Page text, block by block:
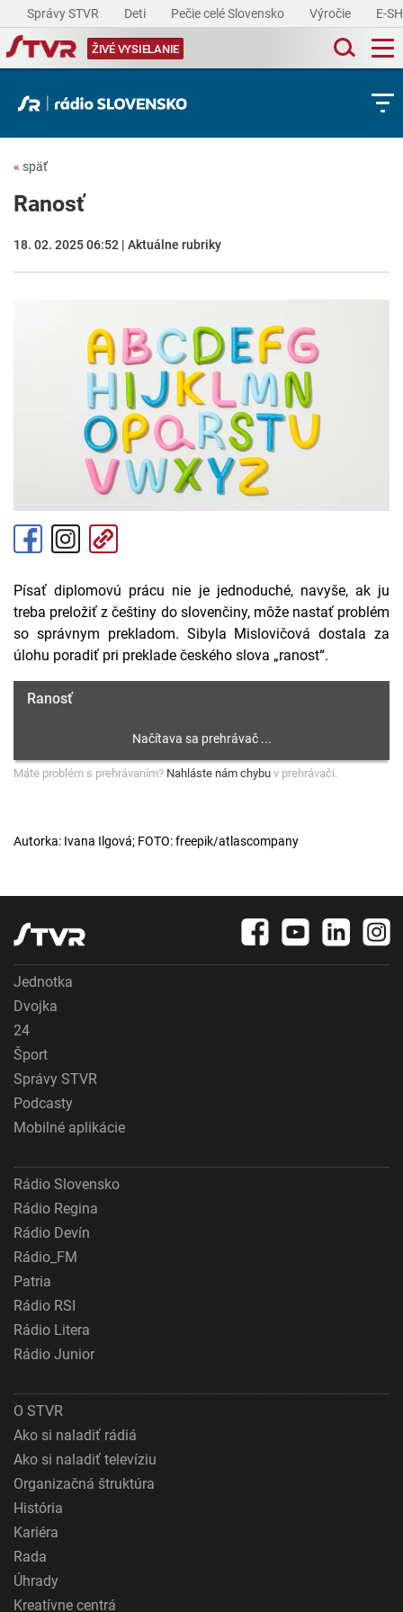
Správy STVR Deti Pečie celé Slovensko Výročie E-
ŽIVÉ VYSIELANIE
« späť
Ranosť
18. 02. 2025 06:52 | Aktuálne rubriky
Písať diplomovú prácu nie je jednoduché, navyše, ak ju
treba preložiť z češtiny do slovenčiny, môže nastať problém
so správnym prekladom. Sibyla Mislovičová dostala za
úlohu poradiť pri preklade českého slova „ranost“.
Ranosť
Máte problém s prehrávaním? Nahláste nám chybu v prehrávači.
Autorka: Ivana Ilgová; FOTO: freepik/atlascompany
Jednotka
Dvojka
24
Šport
Správy STVR
Podcasty
Mobilné aplikácie
Rádio Slovensko
Rádio Regina
Rádio Devín
Rádio_FM
Patria
Rádio RSI
Rádio Litera
Rádio Junior
O STVR
Ako si naladiť rádiá
Ako si naladiť televíziu
Organizačná štruktúra
História
Kariéra
Rada
Úhrady
Kreatívne centrá